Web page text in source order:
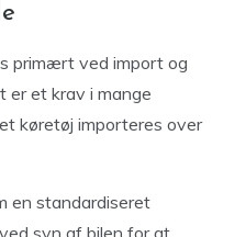
primært ved import og
er et krav i mange
køretøj importeres over
en standardiseret
syn af bilen for at